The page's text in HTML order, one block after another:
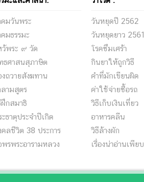
มวันพระ
มธรรมะ
ว้พระ ๙ วัด
ธศาสนสุภาษิต
ถวายสังฆทาน
ามสูตร
กสมาธิ
ธาตุประจำปีเกิด
ลชีวิต 38 ประการ
รพระอารามหลวง
วันหยุดปี 2562
วันหยุดยาว 2561
โรคซึมเศร้า
กินยาให้ถูกวิธี
คำที่มักเขียนผิด
ค่าใช้จ่ายซื้อรถ
วิธีเก็บเงินเที่ยว
อาหารคลีน
วิธีล้างผัก
เรื่องน่าอ่านเพียบ